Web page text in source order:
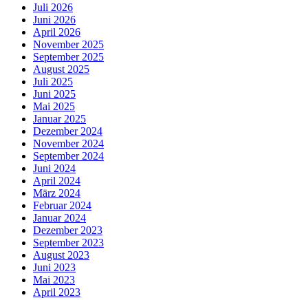
Juli 2026
Juni 2026
April 2026
November 2025
September 2025
August 2025
Juli 2025
Juni 2025
Mai 2025
Januar 2025
Dezember 2024
November 2024
September 2024
Juni 2024
April 2024
März 2024
Februar 2024
Januar 2024
Dezember 2023
September 2023
August 2023
Juni 2023
Mai 2023
April 2023